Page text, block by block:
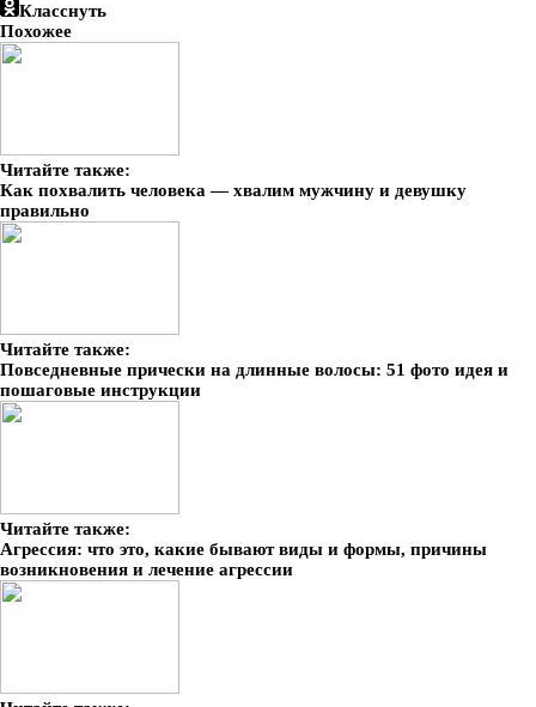
Класснуть
Похожее
Читайте также:
Как похвалить человека — хвалим мужчину и девушку
правильно
Читайте также:
Повседневные прически на длинные волосы: 51 фото идея и
пошаговые инструкции
Читайте также:
Агрессия: что это, какие бывают виды и формы, причины
возникновения и лечение агрессии